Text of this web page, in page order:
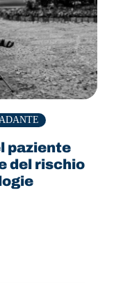
paziente
del rischio